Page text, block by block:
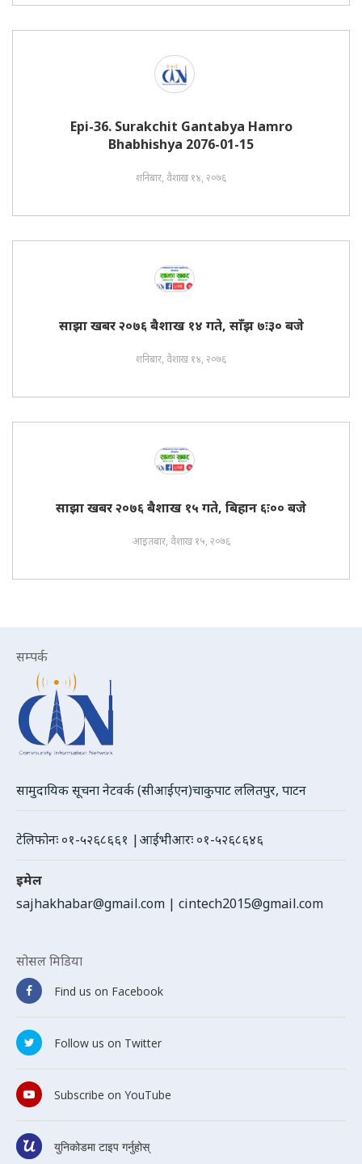
Epi-36. Surakchit Gantabya Hamro
Bhabhishya 2076-01-15
शनिबार, वैशाख १४, २०७६
साझा खबर २०७६ बैशाख १४ गते, साँझ ७ः३० बजे
शनिबार, वैशाख १४, २०७६
साझा खबर २०७६ बैशाख १५ गते, बिहान ६ः०० बजे
आइतबार, वैशाख १५, २०७६
सम्पर्क
सामुदायिक सूचना नेटवर्क (सीआईएन)चाकुपाट ललितपुर, पाटन
टेलिफोनः ०१-५२६८६६१ |आईभीआरः ०१-५२६८६४६
इमेल
sajhakhabar@gmail.com | cintech2015@gmail.com
सोसल मिडिया
Find us on Facebook
Follow us on Twitter
Subscribe on YouTube
युनिकोडमा टाइप गर्नुहोस्